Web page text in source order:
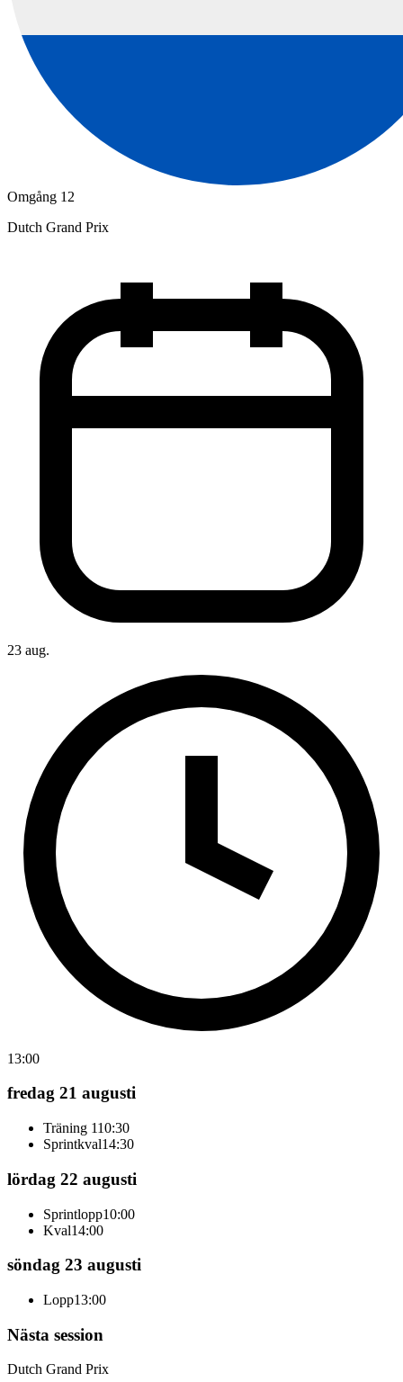
Omgång 12
Dutch Grand Prix
23 aug.
13:00
fredag 21 augusti
Träning 110:30
Sprintkval14:30
lördag 22 augusti
Sprintlopp10:00
Kval14:00
söndag 23 augusti
Lopp13:00
Nästa session
Dutch Grand Prix